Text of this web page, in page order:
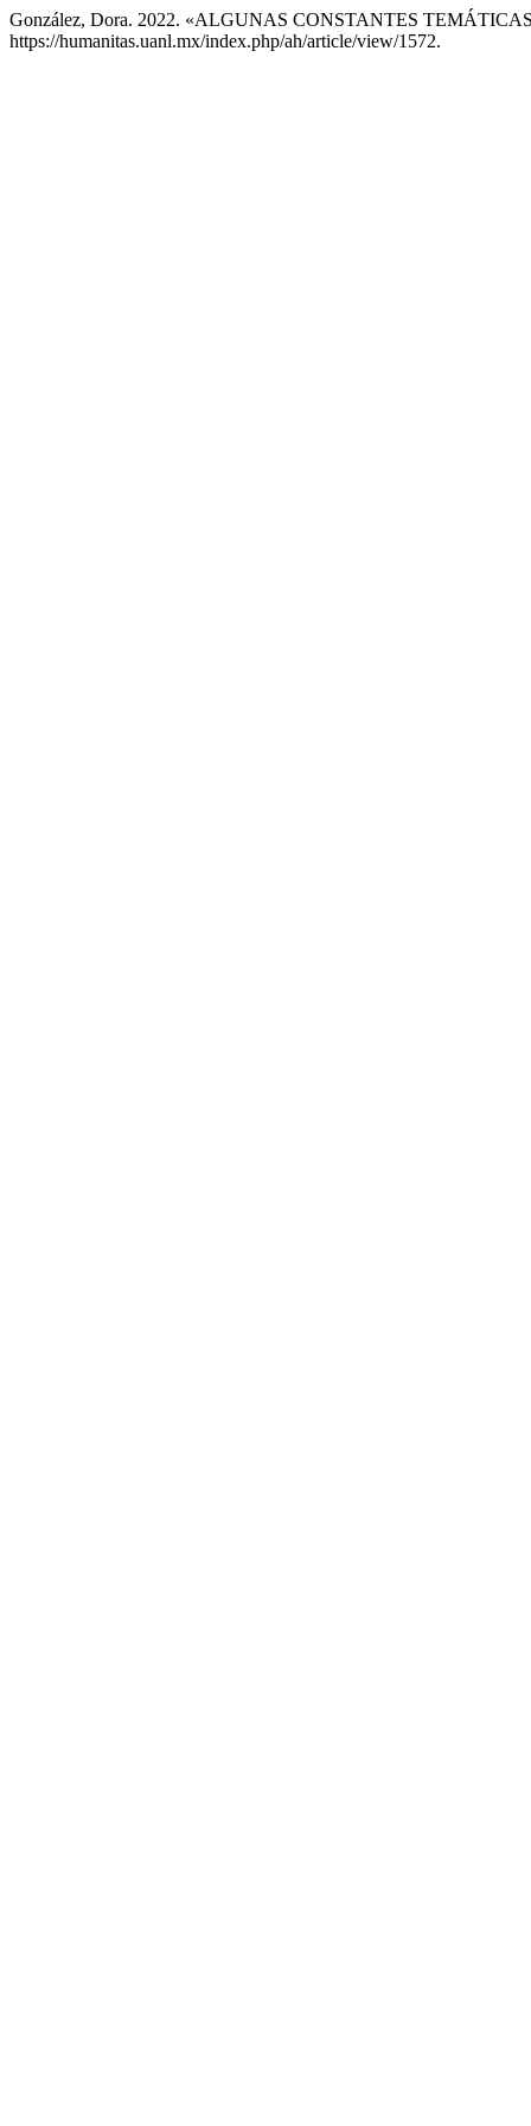
González, Dora. 2022. «ALGUNAS CONSTANTES
https://humanitas.uanl.mx/index.php/ah/article/view/1572.